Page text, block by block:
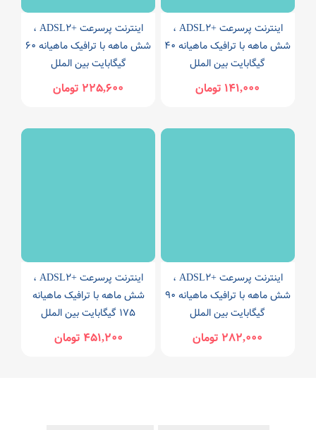
اینترنت پرسرعت +ADSL2 ،
شش ماهه با ترافیک ماهیانه 40
گیگابایت بین الملل
141,000 تومان
اینترنت پرسرعت +ADSL2 ،
شش ماهه با ترافیک ماهیانه 60
گیگابایت بین الملل
225,600 تومان
اینترنت پرسرعت +ADSL2 ،
شش ماهه با ترافیک ماهیانه 90
گیگابایت بین الملل
282,000 تومان
اینترنت پرسرعت +ADSL2 ،
شش ماهه با ترافیک ماهیانه
175 گیگابایت بین الملل
451,200 تومان